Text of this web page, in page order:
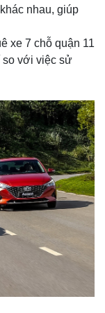
nhau, giúp
xe 7 chỗ quận 11
so với việc sử